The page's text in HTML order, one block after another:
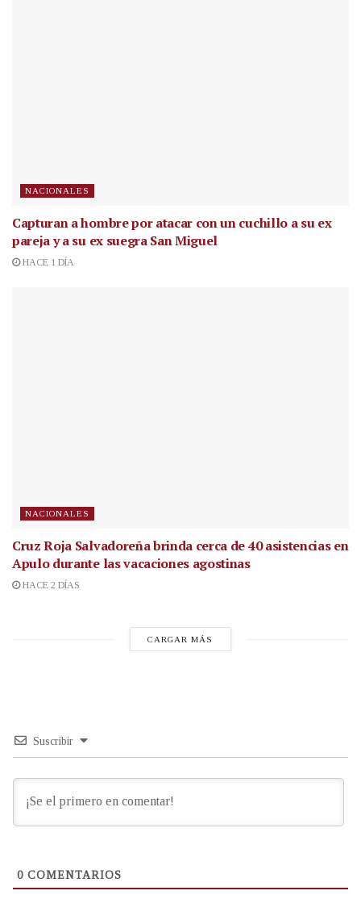
NACIONALES
Capturan a hombre por atacar con un cuchillo a su ex
pareja y a su ex suegra San Miguel
HACE 1 DÍA
NACIONALES
Cruz Roja Salvadoreña brinda cerca de 40 asistencias en
Apulo durante las vacaciones agostinas
HACE 2 DÍAS
CARGAR MÁS
Suscribir
0 COMENTARIOS